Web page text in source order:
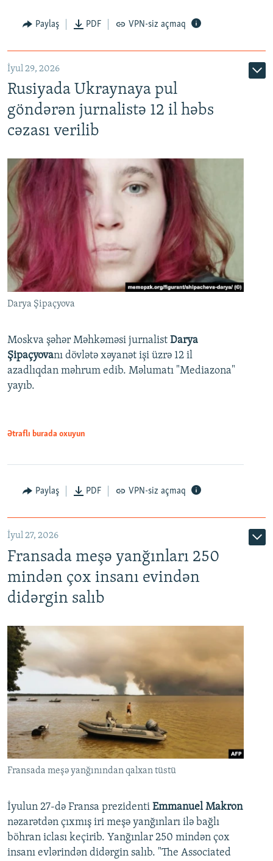
Paylaş PDF VPN-siz açmaq
İyul 29, 2026
Rusiyada Ukraynaya pul
göndərən jurnalistə 12 il həbs
cəzası verilib
Darya Şipaçyova
Moskva şəhər Məhkəməsi jurnalist Darya
Şipaçyovanı dövlətə xəyanət işi üzrə 12 il
azadlıqdan məhrum edib. Məlumatı "Mediazona"
yayıb.
Ətraflı burada oxuyun
Paylaş PDF VPN-siz açmaq
İyul 27, 2026
Fransada meşə yanğınları 250
mindən çox insanı evindən
didərgin salıb
Fransada meşə yanğınından qalxan tüstü
İyulun 27-də Fransa prezidenti Emmanuel Makron
nəzarətdən çıxmış iri meşə yanğınları ilə bağlı
böhran iclası keçirib. Yanğınlar 250 mindən çox
insanı evlərindən didərgin salıb. "The Associated